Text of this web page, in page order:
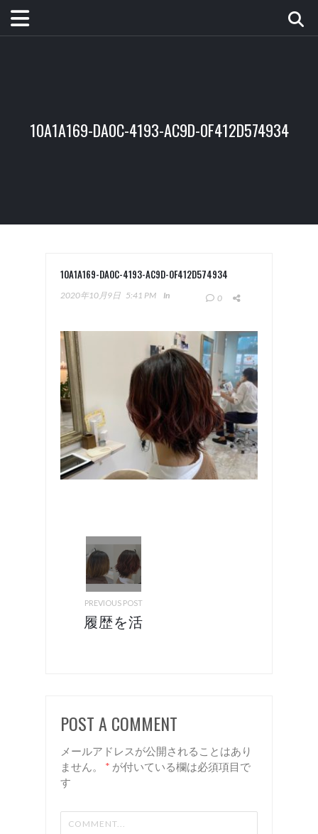
10A1A169-DA0C-4193-AC9D-0F412D574934
10A1A169-DA0C-4193-AC9D-0F412D574934
2020年10月9日 5:41 PM In 0
PREVIOUS POST
履歴を活
谷 美容
室 リア
ン
POST A COMMENT
メールアドレスが公開されることはあり
ません。
* が付いている欄は必須項目で
す